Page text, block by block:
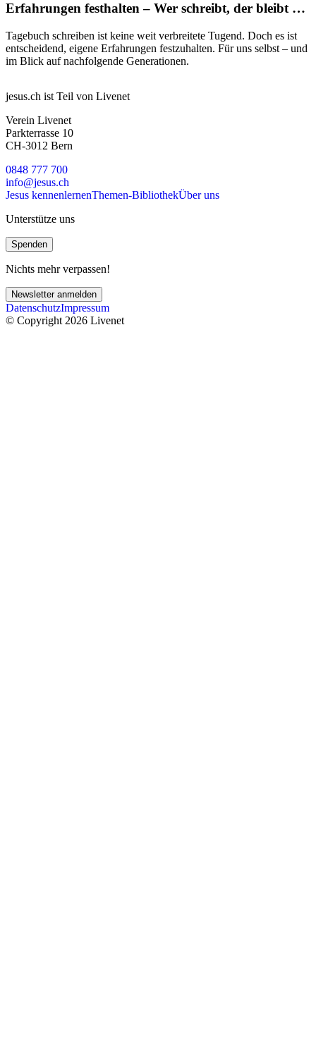
Erfahrungen festhalten – Wer schreibt, der bleibt …
Tagebuch schreiben ist keine weit verbreitete Tugend. Doch es ist
entscheidend, eigene Erfahrungen festzuhalten. Für uns selbst – und
im Blick auf nachfolgende Generationen.
jesus.ch ist Teil von Livenet
Verein Livenet
Parkterrasse 10
CH-3012 Bern
0848 777 700
info@jesus.ch
Jesus kennenlernenThemen-BibliothekÜber uns
Unterstütze uns
Spenden
Nichts mehr verpassen!
Newsletter anmelden
DatenschutzImpressum
© Copyright 2026 Livenet